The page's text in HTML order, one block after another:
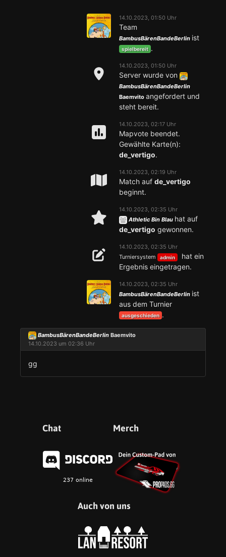
14.10.2023, 01:50 Uhr
Team
BambusBärenBandeBerlin ist
spielbereit .
14.10.2023, 01:50 Uhr
Server wurde von
BambusBärenBandeBerlin
Baemvito angefordert und
steht bereit.
14.10.2023, 02:17 Uhr
Mapvote beendet.
Gewählte Karte(n):
de_vertigo.
14.10.2023, 02:19 Uhr
Match auf de_vertigo
beginnt.
14.10.2023, 02:35 Uhr
Athletic Bin Blau hat auf
de_vertigo gewonnen.
14.10.2023, 02:35 Uhr
Turniersystem
admin
hat ein
Ergebnis eingetragen.
14.10.2023, 02:35 Uhr
BambusBärenBandeBerlin ist
aus dem Turnier
ausgeschieden .
BambusBärenBandeBerlin Baemvito
14.10.2023 um 02:36 Uhr
gg
Chat Merch
Auch von uns